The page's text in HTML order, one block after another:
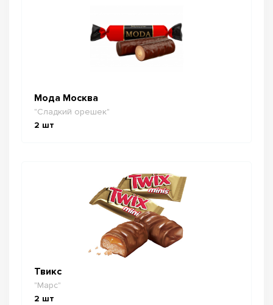
Мода Москва
"Сладкий орешек"
2 шт
Твикс
"Марс"
2 шт